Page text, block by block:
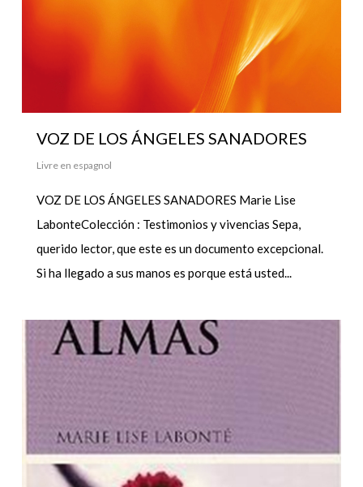
VOZ DE LOS ÁNGELES SANADORES
Livre en espagnol
VOZ DE LOS ÁNGELES SANADORES Marie Lise
LabonteColección : Testimonios y vivencias Sepa,
querido lector, que este es un documento excepcional.
Si ha llegado a sus manos es porque está usted...